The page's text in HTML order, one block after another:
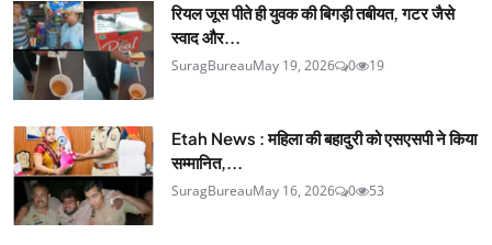
रियल जूस पीते ही युवक की बिगड़ी तबीयत, गटर जैसे
स्वाद और...
SuragBureauMay 19, 2026 0 19
Etah News : महिला की बहादुरी को एसएसपी ने किया
सम्मानित,...
SuragBureauMay 16, 2026 0 53